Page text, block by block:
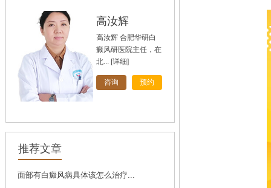
孙定英
[详细]
咨询 预约
高汝辉
高汝辉 合肥华研白
癜风研医院主任，在
北... [详细]
咨询 预约
刘斌
[详细]
咨询 预约
推荐文章
面部有白癜风病具体该怎么治疗...